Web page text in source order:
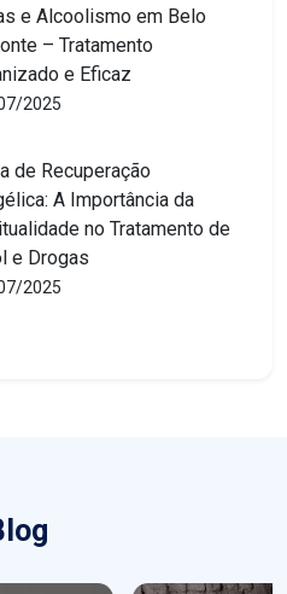
e Alcoolismo em Belo
– Tratamento
e Eficaz
2025
de Recuperação
A Importância da
no Tratamento de
e Drogas
2025